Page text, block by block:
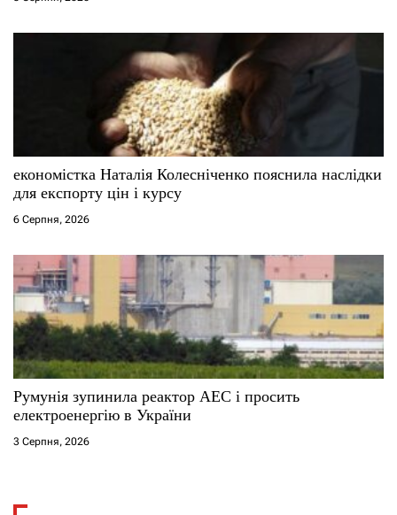
і
економістка Наталія Колесніченко пояснила наслідки
для експорту цін і курсу
6 Серпня, 2026
Румунія зупинила реактор АЕС і просить
електроенергію в України
3 Серпня, 2026